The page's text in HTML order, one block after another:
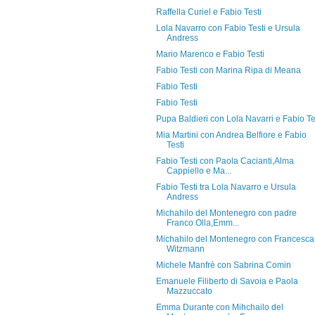
Raffella Curiel e Fabio Testi
Lola Navarro con Fabio Testi e Ursula
Andress
Mario Marenco e Fabio Testi
Fabio Testi con Marina Ripa di Meana
Fabio Testi
Fabio Testi
Pupa Baldieri con Lola Navarri e Fabio
Mia Martini con Andrea Belfiore e Fabio
Testi
Fabio Testi con Paola Cacianti,Alma
Cappiello e Ma...
Fabio Testi tra Lola Navarro e Ursula
Andress
Michahilo del Montenegro con padre
Franco Olla,Emm...
Michahilo del Montenegro con Francesca
Witzmann
Michele Manfrè con Sabrina Comin
Emanuele Filiberto di Savoia e Paola
Mazzuccato
Emma Durante con Mihchailo del